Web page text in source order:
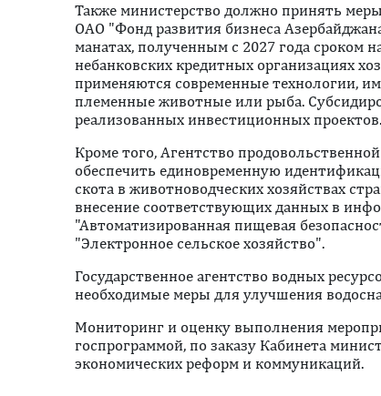
Также министерство должно принять
ОАО "Фонд развития бизнеса
манатах, полученным с 2027 года сроком
небанковских кредитных организациях
применяются современные технологии,
племенные животные или рыба.
реализованных инвестиционных проектов.
Кроме того, Агентство
обеспечить единовременную
скота в животноводческих хозяйствах
внесение соответствующих данных в
"Автоматизированная пищевая
"Электронное сельское хозяйство".
Государственное агентство водных
необходимые меры для улучшения
Мониторинг и оценку выполнения
госпрограммой, по заказу Кабинета
экономических реформ и коммуникаций.